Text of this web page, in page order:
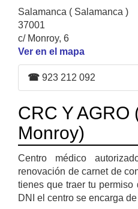
Salamanca ( Salamanca )
37001
c/ Monroy, 6
Ver en el mapa
☎ 923 212 092
CRC Y AGRO
Monroy)
Centro médico
renovación de carnet de
tienes que traer tu permiso
DNI el centro se encarga